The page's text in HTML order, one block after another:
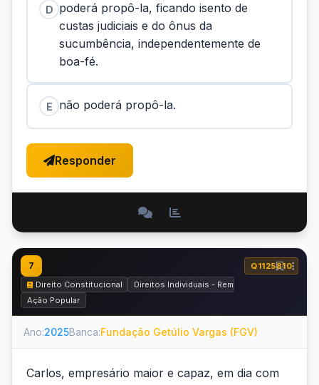
D poderá propô-la, ficando isento de
custas judiciais e do ônus da
sucumbência, independentemente de
boa-fé.
E não poderá propô-la.
Responder
7
Q1125810
Direito Constitucional
Direitos Individuais - Remédios
Ação Popular
Ano:2025Banca:Fundação Getúlio Vargas (FGV)
Carlos, empresário maior e capaz, em dia com